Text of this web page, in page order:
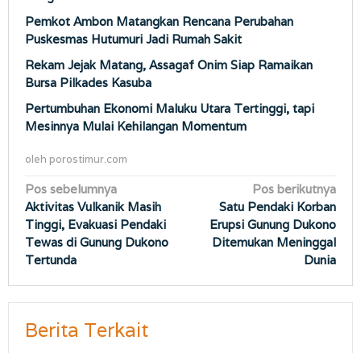
Pemkot Ambon Matangkan Rencana Perubahan
Puskesmas Hutumuri Jadi Rumah Sakit
Rekam Jejak Matang, Assagaf Onim Siap Ramaikan
Bursa Pilkades Kasuba
Pertumbuhan Ekonomi Maluku Utara Tertinggi, tapi
Mesinnya Mulai Kehilangan Momentum
oleh porostimur.com
Navigasi
pos
Pos sebelumnya
Aktivitas Vulkanik Masih
Tinggi, Evakuasi Pendaki
Tewas di Gunung Dukono
Tertunda
Pos berikutnya
Satu Pendaki Korban
Erupsi Gunung Dukono
Ditemukan Meninggal
Dunia
Berita Terkait